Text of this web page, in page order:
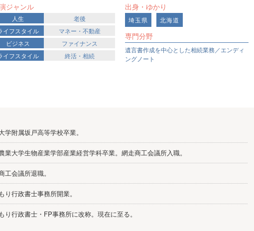
ジャンル
人生
老後
イフスタイル
マネー・不動産
ビジネス
ファイナンス
イフスタイル
終活・相続
出身・ゆかり
埼玉県 北海道
専門分野
遺言書作成を中心とした相続業務／エンディ
ングノート
学附属坂戸高等学校卒業。
業大学生物産業学部産業経営学科卒業。網走商工会議所入職。
工会議所退職。
り行政書士事務所開業。
り行政書士・FP事務所に改称。現在に至る。